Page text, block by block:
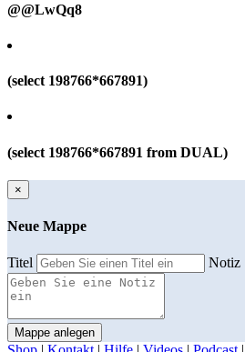
@@LwQq8
(select 198766*667891)
(select 198766*667891 from DUAL)
×
Neue Mappe
Titel Notiz
Mappe anlegen